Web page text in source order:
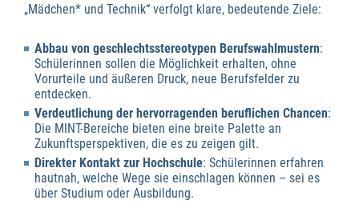
„Mädchen* und Technik“ verfolgt klare, bedeutende Ziele:
Abbau von geschlechtsstereotypen Berufswahlmustern:
Schülerinnen sollen die Möglichkeit erhalten, ohne
Vorurteile und äußeren Druck, neue Berufsfelder zu
entdecken.
Verdeutlichung der hervorragenden beruflichen Chancen:
Die MINT-Bereiche bieten eine breite Palette an
Zukunftsperspektiven, die es zu zeigen gilt.
Direkter Kontakt zur Hochschule: Schülerinnen erfahren
hautnah, welche Wege sie einschlagen können – sei es
über Studium oder Ausbildung.